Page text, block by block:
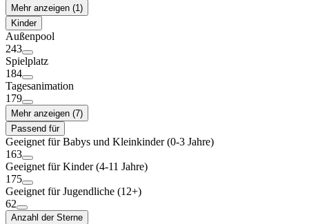
Mehr anzeigen (1)
Kinder
Außenpool
243
Spielplatz
184
Tagesanimation
179
Mehr anzeigen (7)
Passend für
Geeignet für Babys und Kleinkinder (0-3 Jahre)
163
Geeignet für Kinder (4-11 Jahre)
175
Geeignet für Jugendliche (12+)
62
Anzahl der Sterne